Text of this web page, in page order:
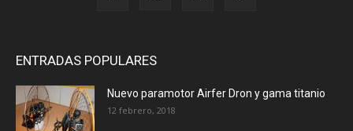
ENTRADAS POPULARES
Nuevo paramotor Airfer Dron y gama titanio
12 febrero, 2018